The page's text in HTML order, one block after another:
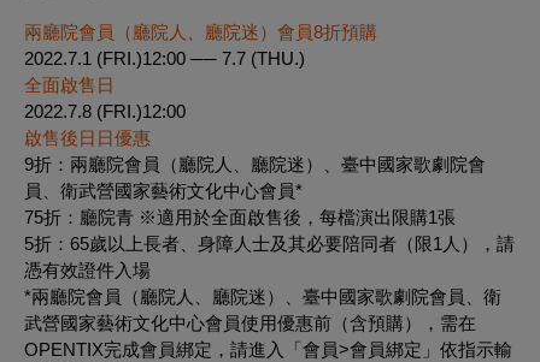
兩廳院會員（廳院人、廳院迷）會員8折預購
2022.7.1 (FRI.)12:00 ── 7.7 (THU.)
全面啟售日
2022.7.8 (FRI.)12:00
啟售後日日優惠
9折：兩廳院會員（廳院人、廳院迷）、臺中國家歌劇院會
員、衛武營國家藝術文化中心會員*
75折：廳院青 ※適用於全面啟售後，每檔演出限購1張
5折：65歲以上長者、身障人士及其必要陪同者（限1人），請
憑有效證件入場
*兩廳院會員（廳院人、廳院迷）、臺中國家歌劇院會員、衛
武營國家藝術文化中心會員使用優惠前（含預購），需在
OPENTIX完成會員綁定，請進入「會員>會員綁定」依指示輸